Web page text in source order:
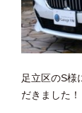
足立区のS
だきました！